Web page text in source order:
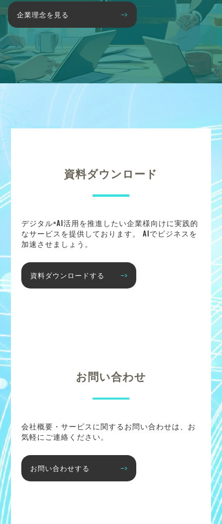
企業理念を見る
資料ダウンロード
デジタル×AI活用を推進したい企業様向けに実践的
なサービスを提供しております。 AIでビジネスを
加速させましょう。
資料ダウンロードする
お問い合わせ
会社概要・サービスに関するお問い合わせは、お
気軽にご連絡ください。
お問い合わせする